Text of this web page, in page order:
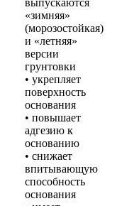
«зимняя»
(морозостойкая)
и «летняя»
версии
грунтовки
• укрепляет
поверхность
основания
• повышает
адгезию к
основанию
• снижает
впитывающую
способность
основания